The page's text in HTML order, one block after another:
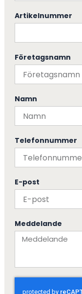
Artikelnummer
Företagsnamn
Namn
Telefonnummer
E-post
Meddelande